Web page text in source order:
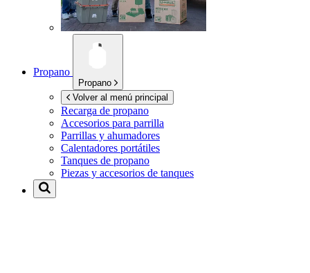
Propano
Propano
Volver al menú principal
Recarga de propano
Accesorios para parrilla
Parrillas y ahumadores
Calentadores portátiles
Tanques de propano
Piezas y accesorios de tanques